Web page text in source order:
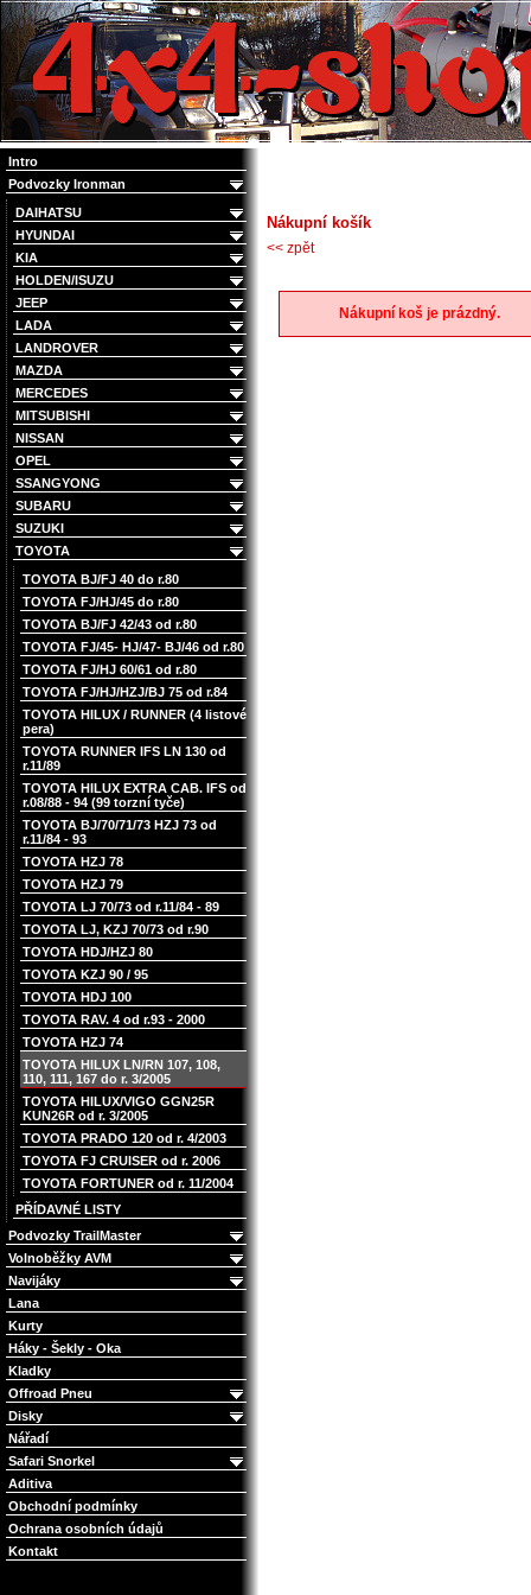
4x4 Offroad e-shop
Intro
Podvozky Ironman
DAIHATSU
HYUNDAI
KIA
HOLDEN/ISUZU
JEEP
LADA
LANDROVER
MAZDA
MERCEDES
MITSUBISHI
NISSAN
OPEL
SSANGYONG
SUBARU
SUZUKI
TOYOTA
TOYOTA BJ/FJ 40 do r.80
TOYOTA FJ/HJ/45 do r.80
TOYOTA BJ/FJ 42/43 od r.80
TOYOTA FJ/45- HJ/47- BJ/46 od r.80
TOYOTA FJ/HJ 60/61 od r.80
TOYOTA FJ/HJ/HZJ/BJ 75 od r.84
TOYOTA HILUX / RUNNER (4 listové
pera)
TOYOTA RUNNER IFS LN 130 od
r.11/89
TOYOTA HILUX EXTRA CAB. IFS od
r.08/88 - 94 (99 torzní tyče)
TOYOTA BJ/70/71/73 HZJ 73 od
r.11/84 - 93
TOYOTA HZJ 78
TOYOTA HZJ 79
TOYOTA LJ 70/73 od r.11/84 - 89
TOYOTA LJ, KZJ 70/73 od r.90
TOYOTA HDJ/HZJ 80
TOYOTA KZJ 90 / 95
TOYOTA HDJ 100
TOYOTA RAV. 4 od r.93 - 2000
TOYOTA HZJ 74
TOYOTA HILUX LN/RN 107, 108,
110, 111, 167 do r. 3/2005
TOYOTA HILUX/VIGO GGN25R
KUN26R od r. 3/2005
TOYOTA PRADO 120 od r. 4/2003
TOYOTA FJ CRUISER od r. 2006
TOYOTA FORTUNER od r. 11/2004
PŘÍDAVNÉ LISTY
Podvozky TrailMaster
Volnoběžky AVM
Navijáky
Lana
Kurty
Háky - Šekly - Oka
Kladky
Offroad Pneu
Disky
Nářadí
Safari Snorkel
Aditiva
Obchodní podmínky
Ochrana osobních údajů
Kontakt
Nákupní košík
<< zpět
Nákupní koš je prázdný.